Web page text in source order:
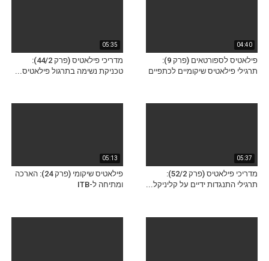
04:40
פילאטיס לספורטאים (פרק 9):
תרגילי פילאטיס שיקומיים לכתפיים
05:35
מדריכי פילאטיס (פרק 44/2):
טכניקת נשימה בתרגול פילאטיס...
05:37
מדריכי פילאטיס (פרק 52/2):
תרגילי התנגדות ידיים על קליניקל...
05:13
פילאטיס שיקומי (פרק 24): הארכה
ומתיחה ל-ITB